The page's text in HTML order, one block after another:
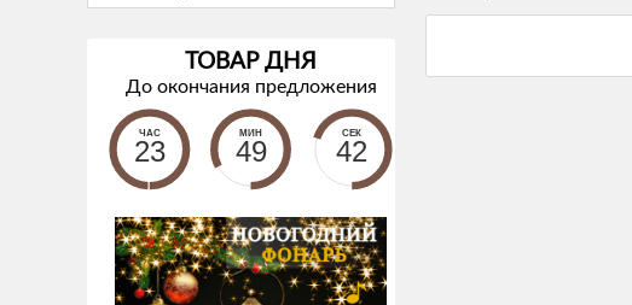
ТОВАР ДНЯ
До окончания предложения
ЧАС
23
МИН
49
СЕК
41